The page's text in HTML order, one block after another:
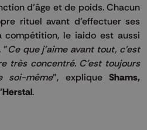
d’âge et de poids. Chacun
rituel avant d’effectuer ses
compétition, le iaido est aussi
"Ce que j'aime avant tout, c'est
très concentré. C'est toujours
soi-même", expliqueShams,
.